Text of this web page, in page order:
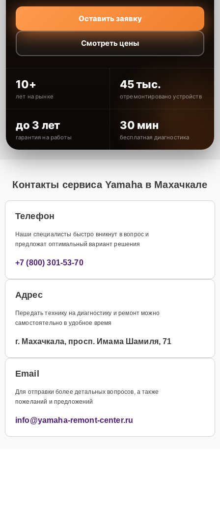
Оставить заявку
Смотреть цены
10+
лет на рынке
45 тыс.
отремонтировано устройств
до 3 лет
гарантия на работы
30 мин
бесплатная диагностика
Контакты сервиса Yamaha в Махачкале
Телефон
Наши специалисты быстро вникнут в вопрос и
предложат оптимальный вариант решения
+7 (800) 301-53-70
Адрес
Передать технику на диагностику и ремонт можно
самостоятельно в удобное время
г. Махачкала, просп. Имама Шамиля, 71
Email
Для отправки более детальных вопросов, а также
пожеланий и предложений
info@yamaha-remont-center.ru